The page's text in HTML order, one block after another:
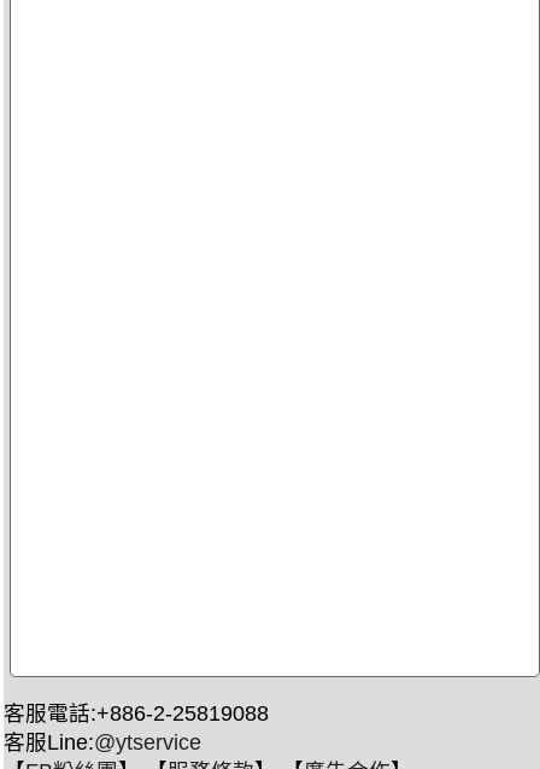
客服電話:+886-2-25819088
客服Line:@ytservice